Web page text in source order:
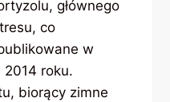
głównego
co
w
2014 roku.
biorący zimne